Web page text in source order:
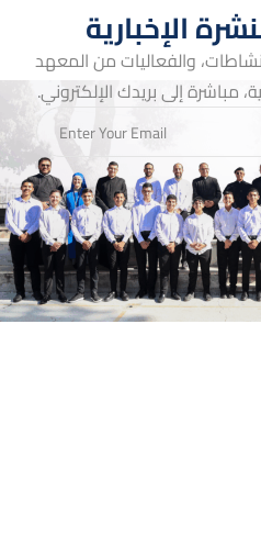
الإخبارية
والفعاليات من المعهد
مباشرة إلى بريدك الإلكتروني.